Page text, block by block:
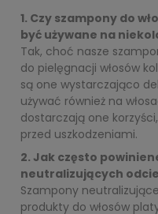
1. Czy szampony do
być używane na
Tak, choć nasze
do pielęgnacji włosów
są one wystarczająco
używać również na
dostarczają one
przed uszkodzeniami.
2. Jak często
neutralizujących
Szampony
produkty do włosów